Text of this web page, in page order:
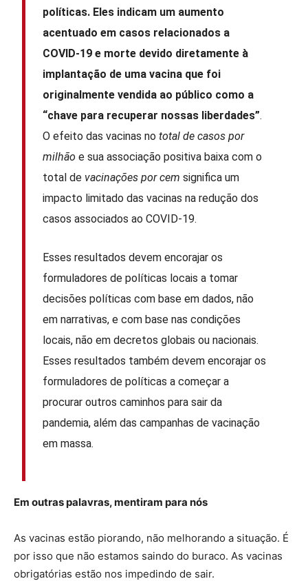
políticas. Eles indicam um aumento
acentuado em casos relacionados a
COVID-19 e morte devido diretamente à
implantação de uma vacina que foi
originalmente vendida ao público como a
“chave para recuperar nossas liberdades”.
O efeito das vacinas nototal de casos por
milhão e sua associação positiva baixa com o
total de vacinações por cem significa um
impacto limitado das vacinas na redução dos
casos associados ao COVID-19.
Esses resultados devem encorajar os
formuladores de políticas locais a tomar
decisões políticas com base em dados, não
em narrativas, e com base nas condições
locais, não em decretos globais ou nacionais.
Esses resultados também devem encorajar os
formuladores de políticas a começar a
procurar outros caminhos para sair da
pandemia, além das campanhas de vacinação
em massa.
Em outras palavras, mentiram para nós
As vacinas estão piorando, não melhorando a situação. É
por isso que não estamos saindo do buraco. As vacinas
obrigatórias estão nos impedindo de sair.